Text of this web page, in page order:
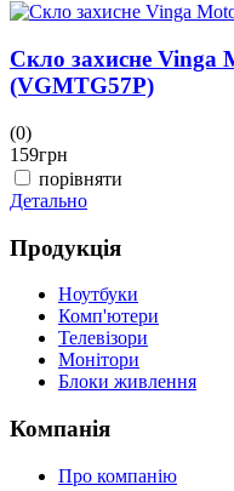
Скло захисне Vinga
(VGMTG57P)
(0)
159грн
порівняти
Детально
Продукція
Ноутбуки
Комп'ютери
Телевізори
Монітори
Блоки живлення
Компанія
Про компанію